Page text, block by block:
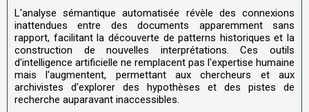
L'analyse sémantique automatisée révèle des connexions
inattendues entre des documents apparemment sans
rapport, facilitant la découverte de patterns historiques et la
construction de nouvelles interprétations. Ces outils
d'intelligence artificielle ne remplacent pas l'expertise humaine
mais l'augmentent, permettant aux chercheurs et aux
archivistes d'explorer des hypothèses et des pistes de
recherche auparavant inaccessibles.